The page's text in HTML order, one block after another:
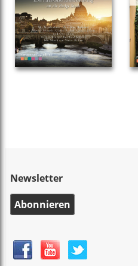
Newsletter
Abonnieren